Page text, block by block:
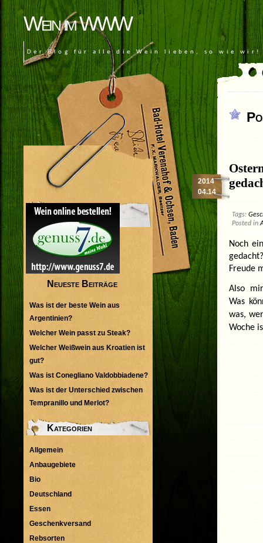
Wein im WWW
Der Blog für alle die Wein lieben, so wie wir!
2014
04.14
Tags:
Posted in
Noch
Freude
Also mir
Was
was,
Woche
Neueste Beiträge
Was ist der beste Wein aus
Argentinien?
Welcher Wein passt zu Steak?
Welcher Weißwein aus Kroatien ist
gut?
Was ist Conegliano Valdobbiadene?
Was ist der Unterschied zwischen
Tempranillo und Merlot?
Kategorien
Allgemein
Anbaugebiete
Bio
Deutschland
Essen
Geschenkversand
Rebsorten